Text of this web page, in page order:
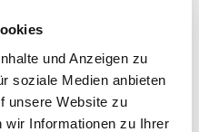
und Anzeigen zu
soziale Medien anbieten
unsere Website zu
wir Informationen zu Ihrer